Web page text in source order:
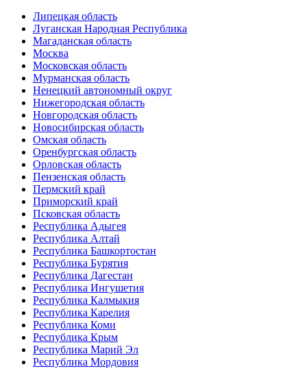
Липецкая область
Луганская Народная Республика
Магаданская область
Москва
Московская область
Мурманская область
Ненецкий автономный округ
Нижегородская область
Новгородская область
Новосибирская область
Омская область
Оренбургская область
Орловская область
Пензенская область
Пермский край
Приморский край
Псковская область
Республика Адыгея
Республика Алтай
Республика Башкортостан
Республика Бурятия
Республика Дагестан
Республика Ингушетия
Республика Калмыкия
Республика Карелия
Республика Коми
Республика Крым
Республика Марий Эл
Республика Мордовия